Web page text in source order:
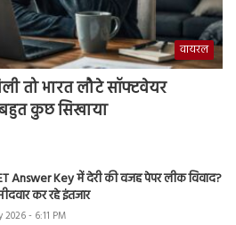
वायरल
तो भारत लौटे सॉफ्टवेयर
कुछ सिखाया
Answer Key में देरी की वजह पेपर लीक विवाद?
कर रहे इंतजार
2026 - 6:11 PM